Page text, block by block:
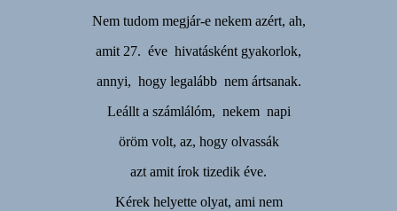
Nem tudom megjár-e nekem azért, ah,
amit 27. éve hivatásként gyakorlok,
annyi, hogy legalább nem ártsanak.
Leállt a számlálóm, nekem napi
öröm volt, az, hogy olvassák
azt amit írok tizedik éve.
Kérek helyette olyat, ami nem